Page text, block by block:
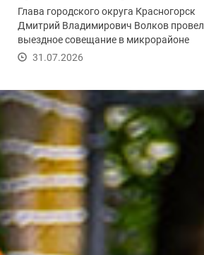
Глава городского округа Красногорск
Дмитрий Владимирович Волков провел
выездное совещание в микрорайоне
Опалиха после...
31.07.2026